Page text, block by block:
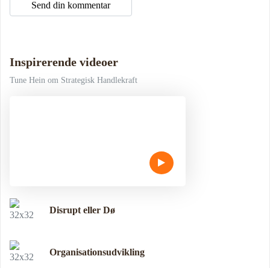
Inspirerende videoer
Tune Hein om Strategisk Handlekraft
Disrupt eller Dø
Organisationsudvikling